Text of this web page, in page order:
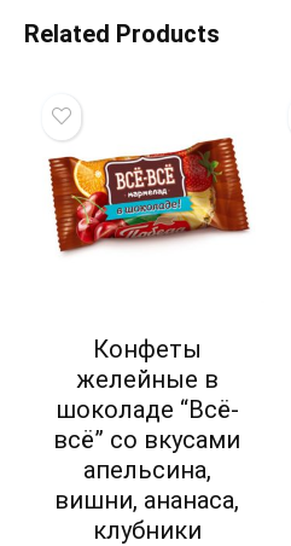
Related Products
Конфеты
желейные в
шоколаде “Всё-
всё” со вкусами
апельсина,
вишни, ананаса,
клубники